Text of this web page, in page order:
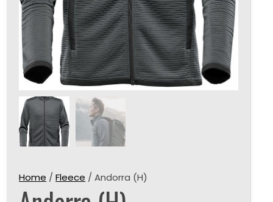
Home /Fleece / Andorra (H)